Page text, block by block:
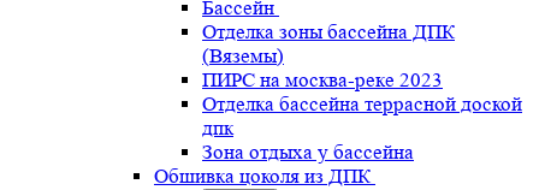
Бассейн
Отделка зоны бассейна ДПК
(Вяземы)
ПИРС на москва-реке 2023
Отделка бассейна террасной доской
дпк
Зона отдыха у бассейна
Обшивка цоколя из ДПК